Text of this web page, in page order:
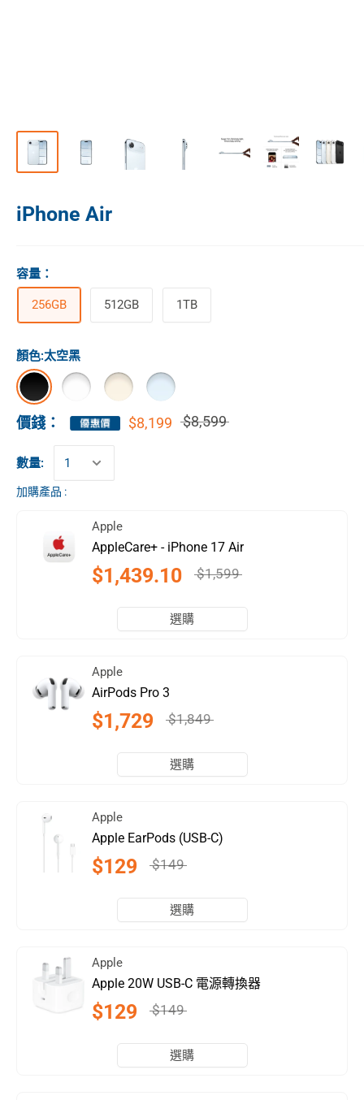
iPhone Air
容量 ：
256GB 512GB 1TB
顏色:太空黑
價錢： $8,199 $8,599
數量:
加購產品 :
選購
Apple
AppleCare+ - iPhone 17 Air
$1,439.10 $1,599
選購
Apple
AirPods Pro 3
$1,729 $1,849
選購
Apple
Apple EarPods (USB-C)
$129 $149
選購
Apple
Apple 20W USB-C 電源轉換器
$129 $149